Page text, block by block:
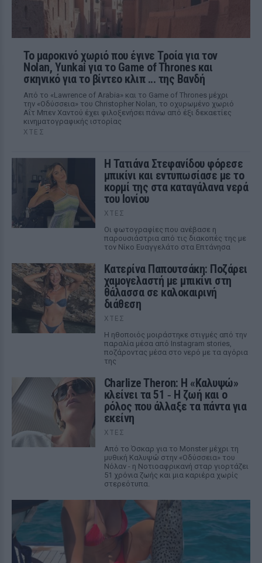
Το μαροκινό χωριό που έγινε Τροία για τον
Nolan, Yunkai για το Game of Thrones και
σκηνικό για το βίντεο κλιπ ... της Βανδή
Από το «Lawrence of Arabia» και το Game of Thrones μέχρι
την «Οδύσσεια» του Christopher Nolan, το οχυρωμένο χωριό
Αΐτ Μπεν Χαντού έχει φιλοξενήσει πάνω από έξι δεκαετίες
κινηματογραφικής ιστορίας
ΧΤΕΣ
Η Τατιάνα Στεφανίδου φόρεσε
μπικίνι και εντυπωσίασε με το
κορμί της στα καταγάλανα νερά
του Ιονίου
ΧΤΕΣ
Οι φωτογραφίες που ανέβασε η
παρουσιάστρια από τις διακοπές της με
τον Νίκο Ευαγγελάτο στα Επτάνησα
Κατερίνα Παπουτσάκη: Ποζάρει
χαμογελαστή με μπικίνι στη
θάλασσα σε καλοκαιρινή
διάθεση
ΧΤΕΣ
Η ηθοποιός μοιράστηκε στιγμές από την
παραλία μέσα από Instagram stories,
ποζάροντας μέσα στο νερό με τα αγόρια
της
Charlize Theron: Η «Καλυψώ»
κλείνει τα 51 ‑ H ζωή και ο
ρόλος που άλλαξε τα πάντα για
εκείνη
ΧΤΕΣ
Από το Όσκαρ για το Monster μέχρι τη
μυθική Καλυψώ στην «Οδύσσεια» του
Νόλαν - η Νοτιοαφρικανή σταρ γιορτάζει
51 χρόνια ζωής και μια καριέρα χωρίς
στερεότυπα.